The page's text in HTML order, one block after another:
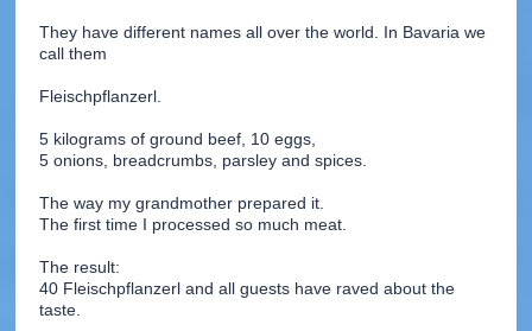
They have different names all over the world. In Bavaria we
call them
Fleischpflanzerl.
5 kilograms of ground beef, 10 eggs,
5 onions, breadcrumbs, parsley and spices.
The way my grandmother prepared it.
The first time I processed so much meat.
The result:
40 Fleischpflanzerl and all guests have raved about the
taste.